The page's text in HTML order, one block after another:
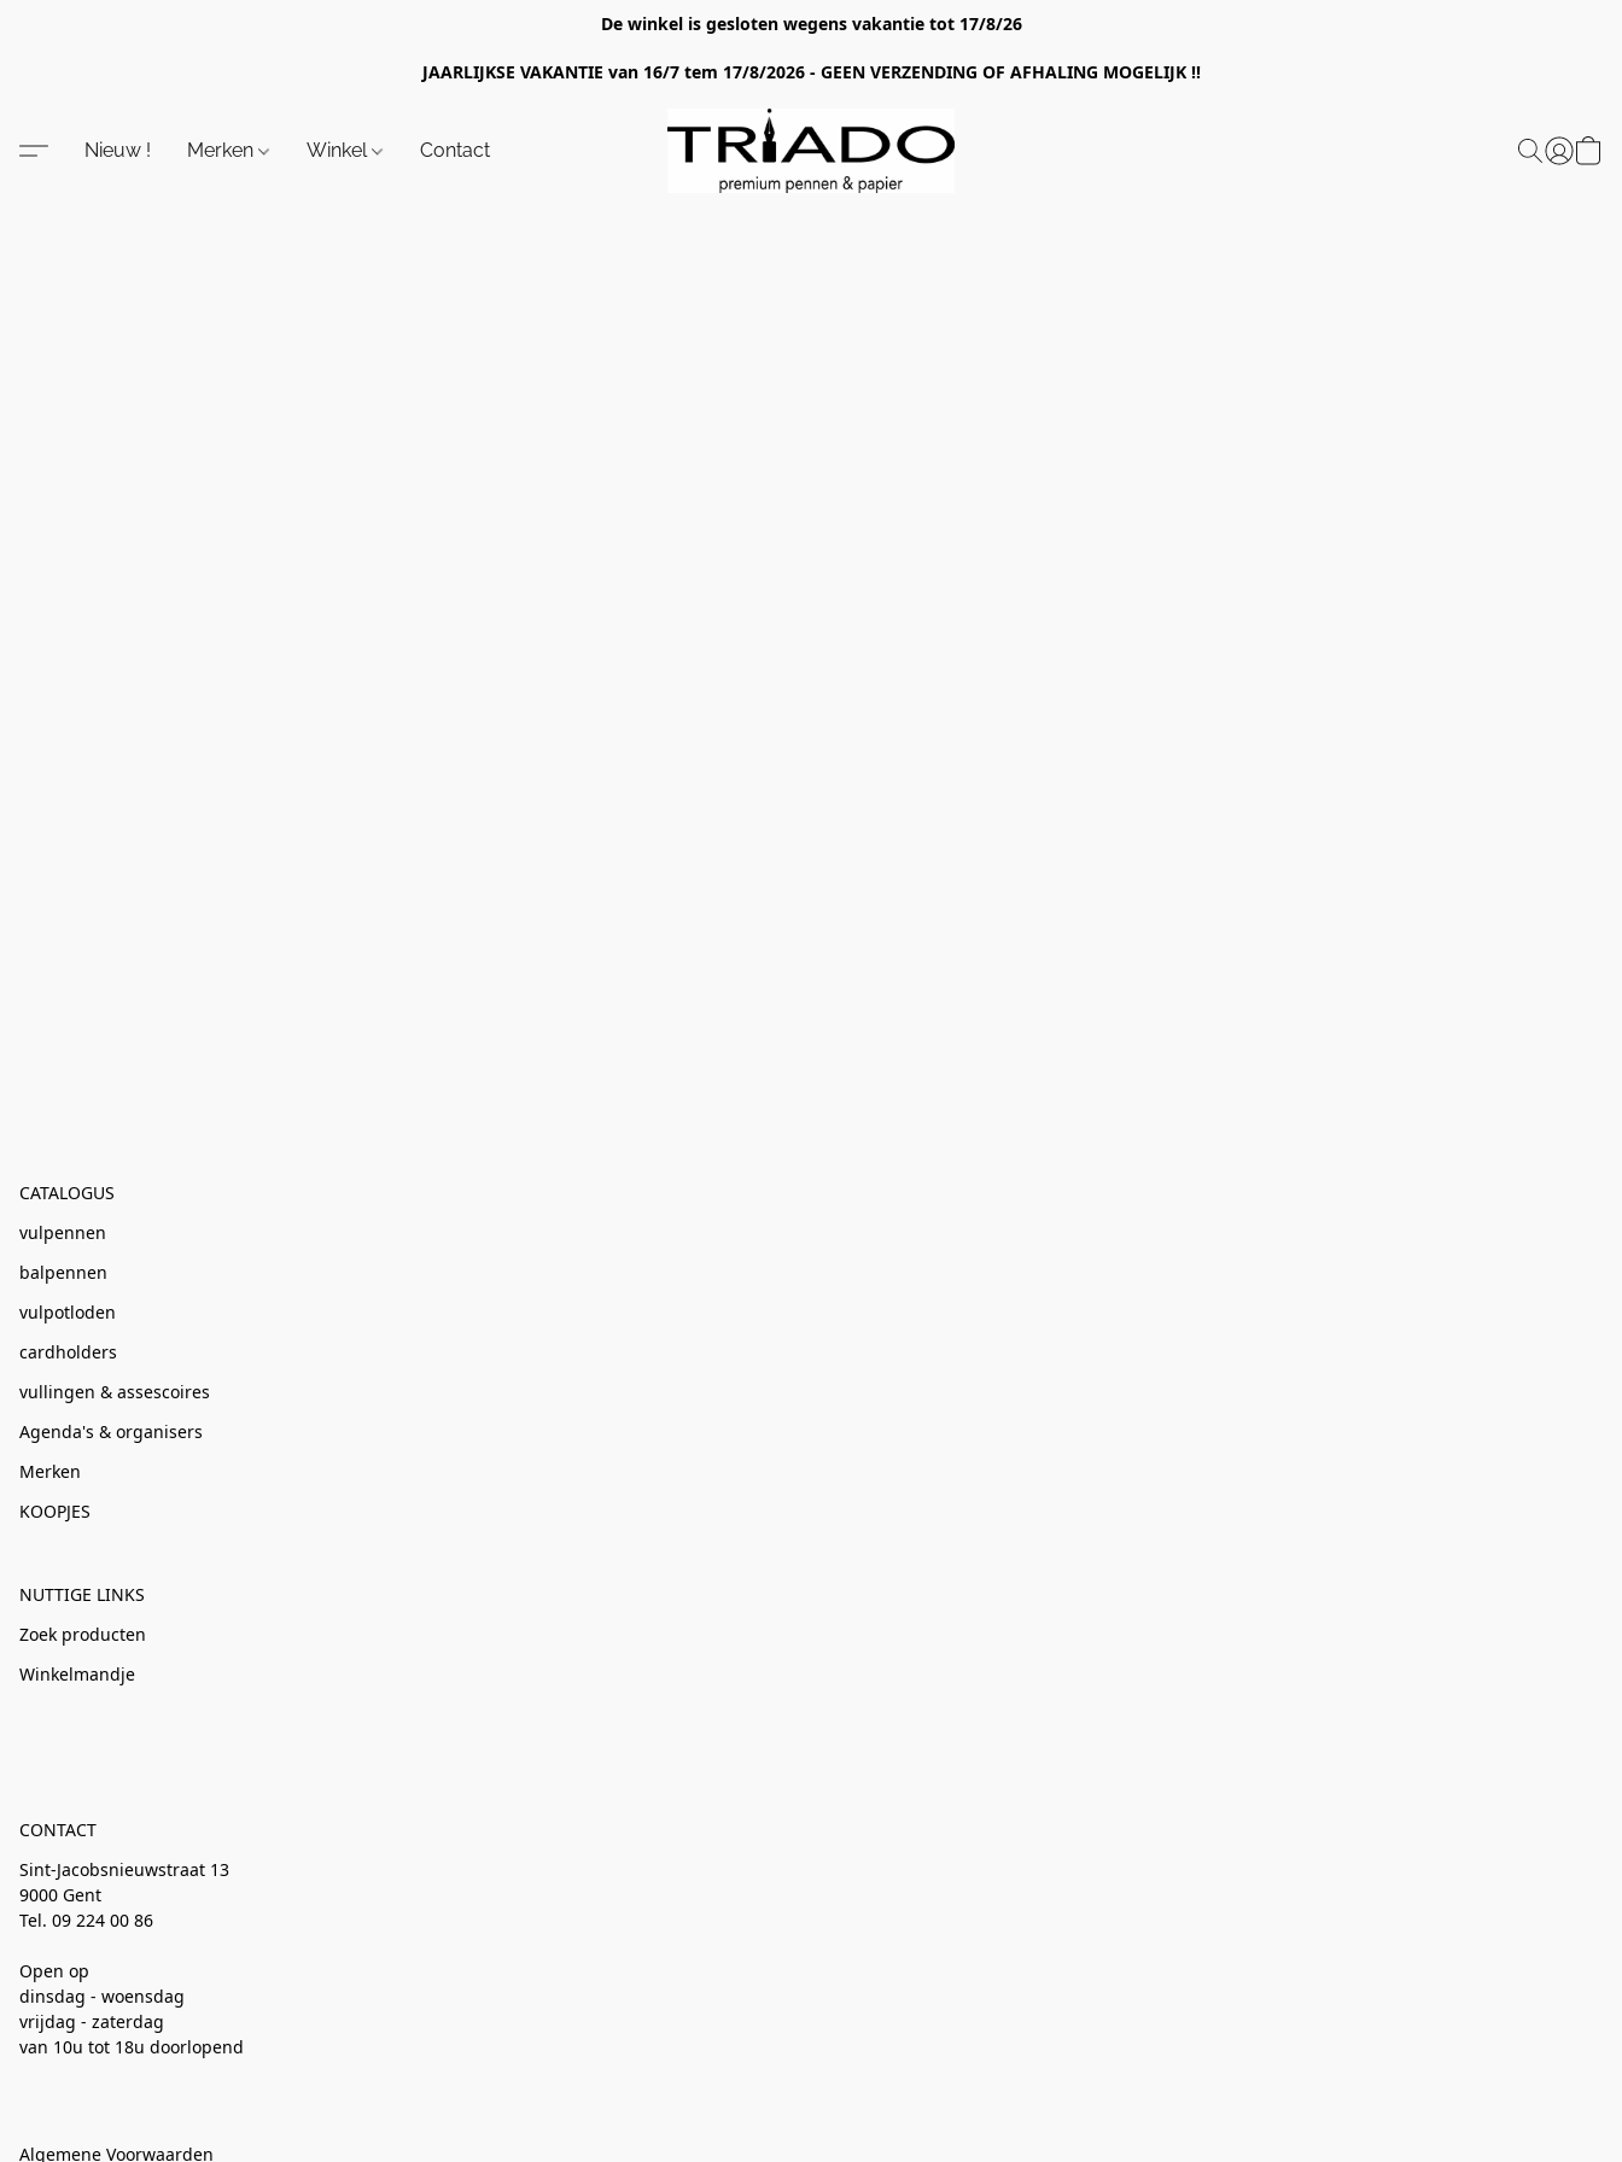
De winkel is gesloten wegens vakantie tot 17/8/26
JAARLIJKSE VAKANTIE van 16/7 tem 17/8/2026 - GEEN VERZENDING OF AFHALING MOGELIJK !!
Nieuw ! Merken Winkel Contact
CATALOGUS
vulpennen
balpennen
vulpotloden
cardholders
vullingen & assescoires
Agenda's & organisers
Merken
KOOPJES
NUTTIGE LINKS
Zoek producten
Winkelmandje
CONTACT
Sint-Jacobsnieuwstraat 13
9000 Gent
Tel. 09 224 00 86
Open op
dinsdag - woensdag
vrijdag - zaterdag
van 10u tot 18u doorlopend
Algemene Voorwaarden